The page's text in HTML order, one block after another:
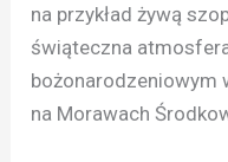
na przykład żywą
świąteczna
bożonarodzeniowym
na Morawach